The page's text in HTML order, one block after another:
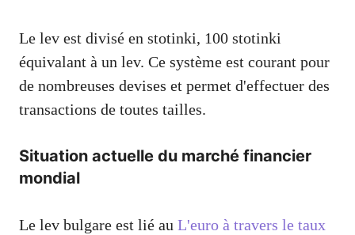
Le lev est divisé en stotinki, 100 stotinki
équivalant à un lev. Ce système est courant pour
de nombreuses devises et permet d'effectuer des
transactions de toutes tailles.
Situation actuelle du marché financier
mondial
Le lev bulgare est lié au L'euro à travers le taux